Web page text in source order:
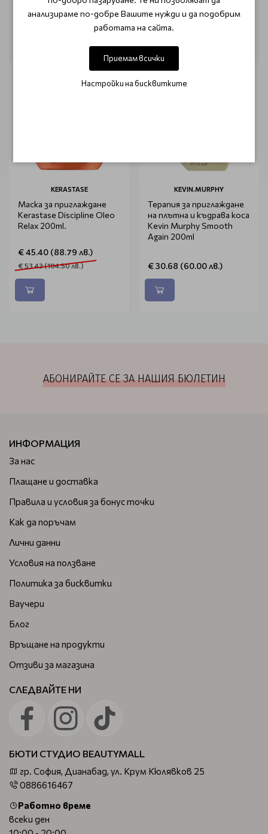
ОЩЕ ОТ КАТЕГОРИЯТА
KERASTASE
Маска за приглаждане
Kerastase Discipline Oleo
Relax 200ml.
€ 45.40 (88.79 лв.)
€ 53.43 (104.50 лв.)
KEVIN.MURPHY
Терапия за приглаждане
на плътна и къдрава коса
Kevin Murphy Smooth
Again 200ml
€ 30.68 (60.00 лв.)
АБОНИРАЙТЕ СЕ ЗА НАШИЯ БЮЛЕТИН
ИНФОРМАЦИЯ
За нас
Плащане и доставка
Правила и условия за бонус точки
Как да поръчам
Лични данни
Условия на ползване
Политика за бисквитки
Ваучери
Блог
Връщане на продукти
Отзиви за магазина
СЛЕДВАЙТЕ НИ
БЮТИ СТУДИО BEAUTYMALL
гр. София, Дианабад, ул. Крум Кюлявков 25
0886616467
Работно време
всеки ден
анализираме по-добре Вашите нужди и да подобрим
работата на сайта.
Приемам всички
Настройки на бисквитките